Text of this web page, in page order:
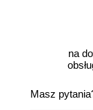
na
Masz